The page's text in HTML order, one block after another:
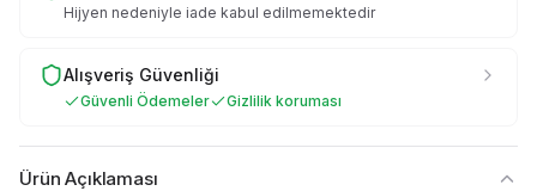
Hijyen nedeniyle iade kabul edilmemektedir
Alışveriş Güvenliği
Güvenli Ödemeler Gizlilik koruması
Ürün Açıklaması